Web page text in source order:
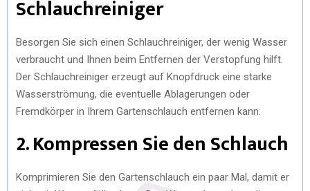
Schlauchreiniger
Besorgen Sie sich einen Schlauchreiniger, der wenig Wasser
verbraucht und Ihnen beim Entfernen der Verstopfung hilft.
Der Schlauchreiniger erzeugt auf Knopfdruck eine starke
Wasserströmung, die eventuelle Ablagerungen oder
Fremdkörper in Ihrem Gartenschlauch entfernen kann.
2. Kompressen Sie den Schlauch
Komprimieren Sie den Gartenschlauch ein paar Mal, damit er